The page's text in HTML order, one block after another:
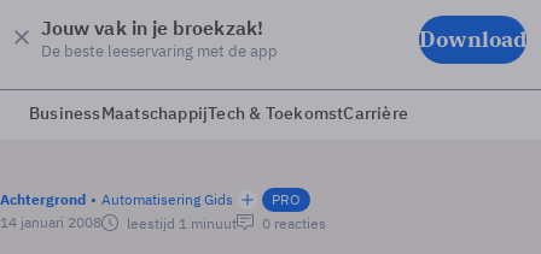
Jouw vak in je broekzak!
De beste leeservaring met de app Download
BusinessMaatschappijTech & ToekomstCarrière
Achtergrond Automatisering Gids
PRO
14 januari 2008
leestijd 1 minuut 0 reacties